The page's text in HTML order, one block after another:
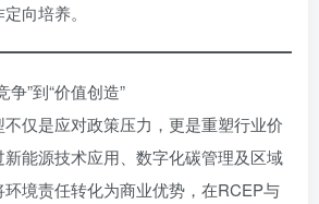
向培养。
争”到“价值创造”
仅是应对政策压力，更是重塑行业价
能源技术应用、数字化碳管理及区域
境责任转化为商业优势，在RCEP与